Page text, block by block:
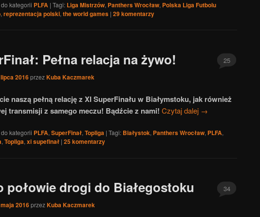
kategorii PLFA | Tagi: Liga Mistrzów, Panthers Wrocław, Polska Liga Futbolu
, reprezentacja polski, the world games | 29komentarzy
Pełna relacja na żywo!
2016przezKuba Kaczmarek
25
naszą pełną relację z XI SuperFinału w Białymstoku, jak również
transmisji z samego meczu! Bądźcie z nami! Czytaj dalej →
kategorii PLFA, SuperFinał, Topliga | Tagi: Białystok, Panthers Wrocław, PLFA,
, Topliga, xi supefinał | 25komentarzy
połowie drogi do Białegostoku
2016przezKuba Kaczmarek
34